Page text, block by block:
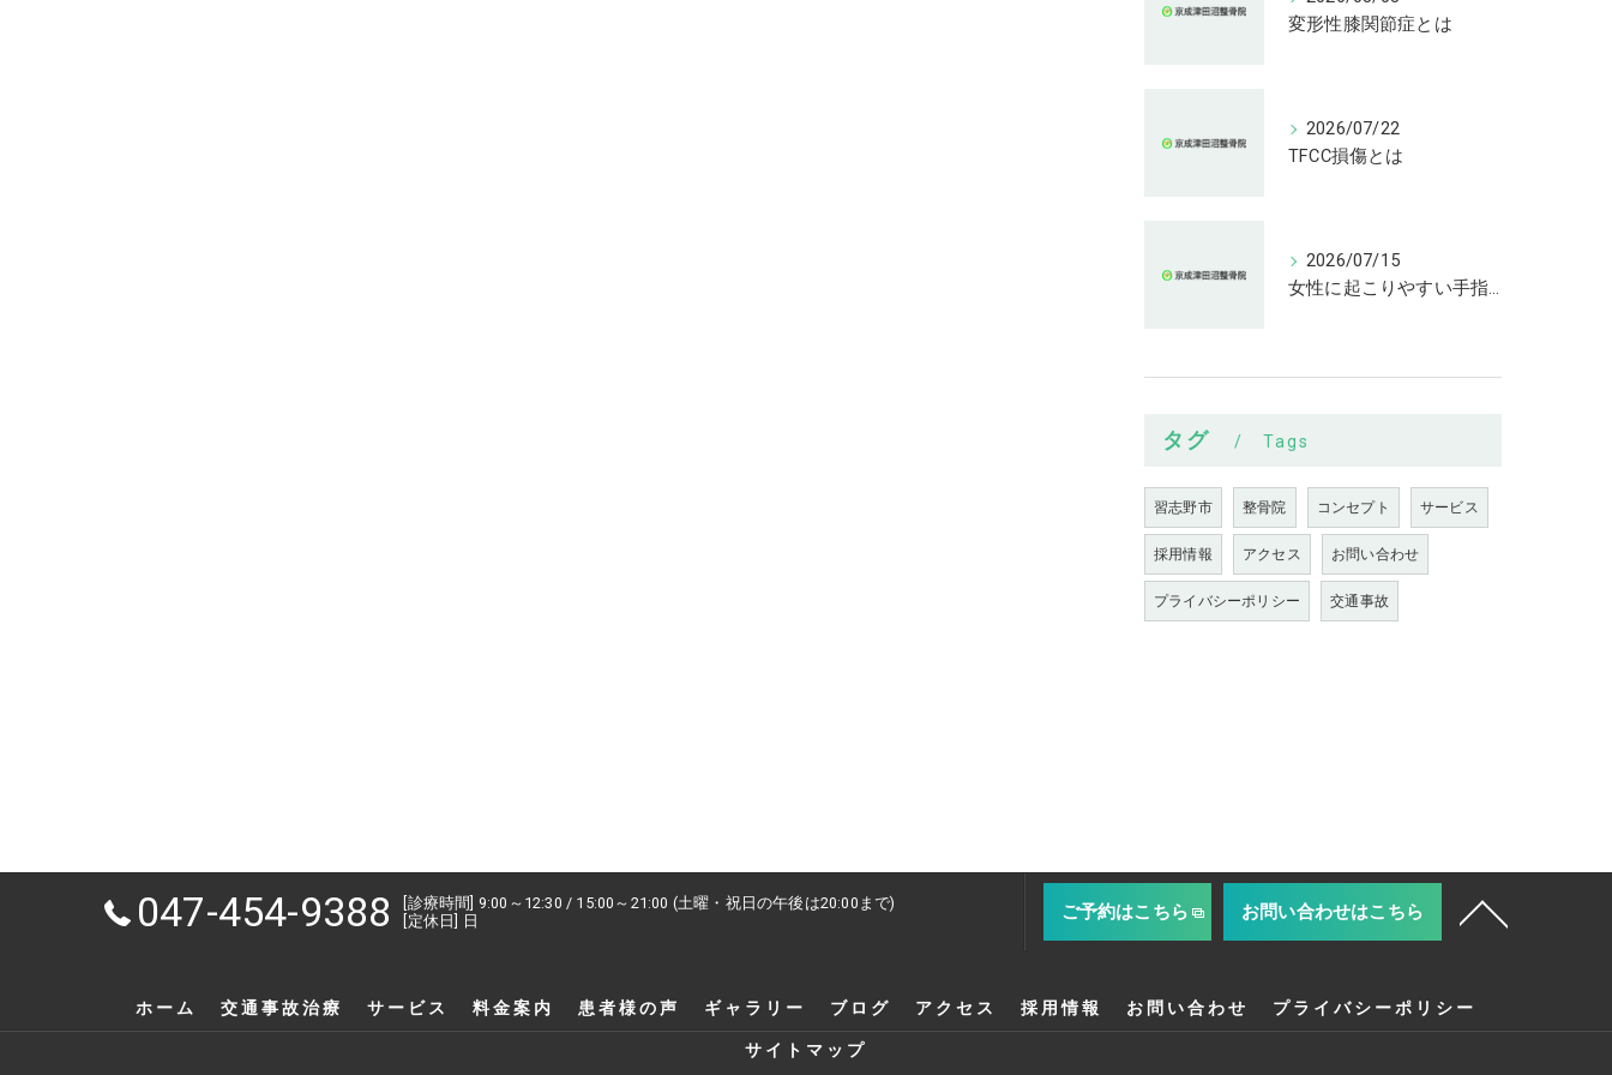
変形性膝関節症とは
2026/07/22
TFCC損傷とは
2026/07/15
女性に起こりやすい手指の変形とは
タグ Tags
習志野市 整骨院 コンセプト サービス
採用情報 アクセス お問い合わせ
プライバシーポリシー 交通事故
047-454-9388
[診療時間] 9:00～12:30 / 15:00～21:00 (土曜・祝日の午後は20:00まで)
[定休日] 日
ご予約はこちら お問い合わせはこちら
ホーム 交通事故治療 サービス 料金案内 患者様の声 ギャラリー ブログ アクセス 採用情報 お問い合わせ プライバシーポリシー
サイトマップ